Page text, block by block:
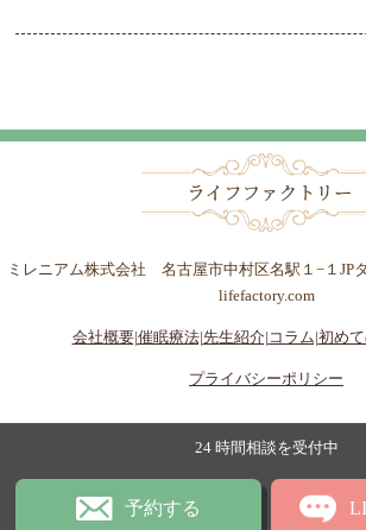
ミレニアム株式会社 名古屋市中村区名駅１−１JP
lifefactory.com
会社概要|催眠療法|先生紹介| コラム|初め
プライバシーポリシー
24 時間相談を受付中
予約する